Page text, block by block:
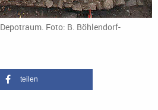
Foto: B. Böhlendorf-
teilen